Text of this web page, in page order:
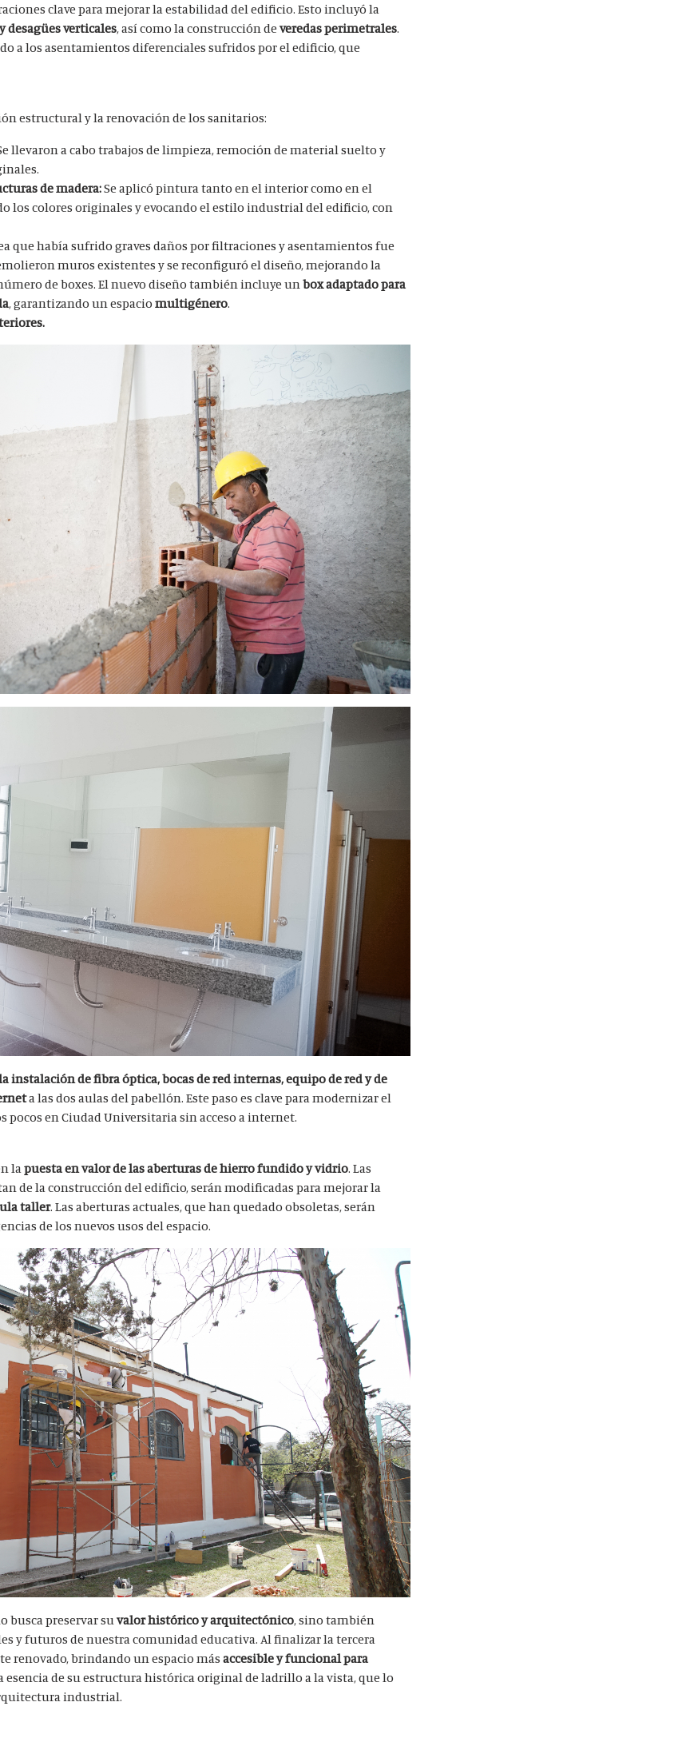
clave para mejorar la estabilidad del edificio. Esto incluyó la
desagües verticales, así como la construcción deveredas perimetrales.
a los asentamientos diferenciales sufridos por el edificio, que
estructural y la renovación de los sanitarios:
llevaron a cabo trabajos de limpieza, remoción de material suelto y
de madera:Se aplicó pintura tanto en el interior como en el
los colores originales y evocando el estilo industrial del edificio, con
que había sufrido graves daños por filtraciones y asentamientos fue
muros existentes y se reconfiguró el diseño, mejorando la
de boxes. El nuevo diseño también incluye unbox adaptado para
, garantizando un espaciomultigénero.
instalación de fibra óptica, bocas de red internas, equipo de red y de
a las dos aulas del pabellón. Este paso es clave para modernizar el
pocos en Ciudad Universitaria sin acceso a internet.
lapuesta en valor de las aberturas de hierro fundido y vidrio. Las
de la construcción del edificio, serán modificadas para mejorar la
taller. Las aberturas actuales, que han quedado obsoletas, serán
de los nuevos usos del espacio.
busca preservar suvalor histórico y arquitectónico, sino también
y futuros de nuestra comunidad educativa. Al finalizar la tercera
renovado, brindando un espacio másaccesible y funcional para
esencia de su estructura histórica original de ladrillo a la vista, que lo
industrial.